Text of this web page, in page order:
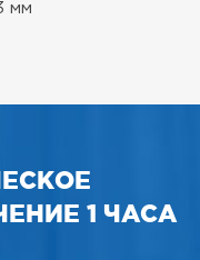
мм
1 ЧАСА